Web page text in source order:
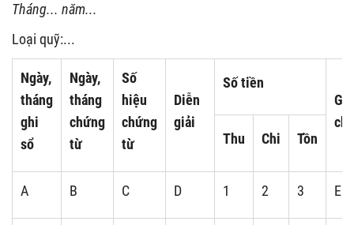
Tháng... năm...
Loại quỹ:...
Ngày,
tháng
ghi
sổ
Ngày,
tháng
chứng
từ
Số
hiệu
chứng
từ
Diễn
giải
Số tiền
Ghi
chú
Thu
Chi Tồn
A B C D 1 2 3 E